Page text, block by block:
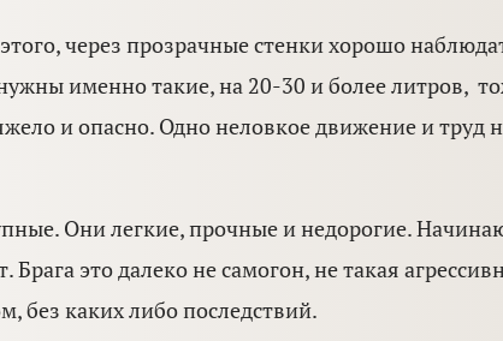
через прозрачные стенки хорошо
именно такие, на 20-30 и более литров,
и опасно. Одно неловкое движение и труд
Они легкие, прочные и недорогие.
это далеко не самогон, не такая
без каких либо последствий.